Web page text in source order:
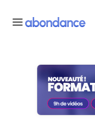
Toutes les actus
Actus SEO
Plateforme